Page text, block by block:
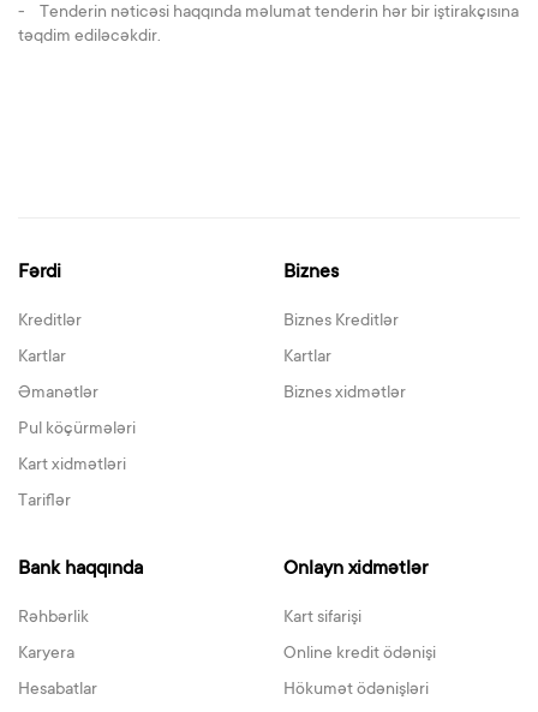
- Tenderin nəticəsi haqqında məlumat tenderin hər bir iştirakçısına
təqdim ediləcəkdir.
Fərdi
Kreditlər
Kartlar
Əmanətlər
Pul köçürmələri
Kart xidmətləri
Tariflər
Biznes
Biznes Kreditlər
Kartlar
Biznes xidmətlər
Bank haqqında
Rəhbərlik
Karyera
Hesabatlar
Onlayn xidmətlər
Kart sifarişi
Online kredit ödənişi
Hökumət ödənişləri